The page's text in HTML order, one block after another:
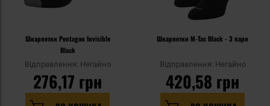
Шкарпетки Pentagon Invisible
Black
Відправлення: Негайно
276,17 грн
Шкарпетки M-Tac Black - 3 пари
Відправлення: Негайно
420,58 грн